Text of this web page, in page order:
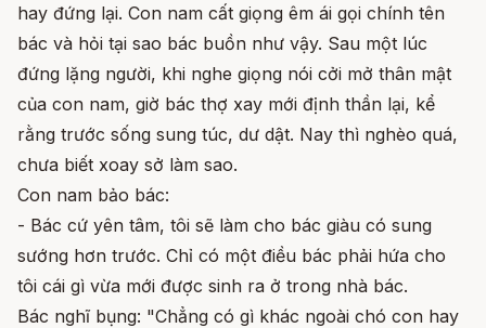
hay đứng lại. Con nam cất giọng êm ái gọi chính tên
bác và hỏi tại sao bác buồn như vậy. Sau một lúc
đứng lặng người, khi nghe giọng nói cởi mở thân mật
của con nam, giờ bác thợ xay mới định thần lại, kể
rằng trước sống sung túc, dư dật. Nay thì nghèo quá,
chưa biết xoay sở làm sao.
Con nam bảo bác:
- Bác cứ yên tâm, tôi sẽ làm cho bác giàu có sung
sướng hơn trước. Chỉ có một điều bác phải hứa cho
tôi cái gì vừa mới được sinh ra ở trong nhà bác.
Bác nghĩ bụng: "Chẳng có gì khác ngoài chó con hay